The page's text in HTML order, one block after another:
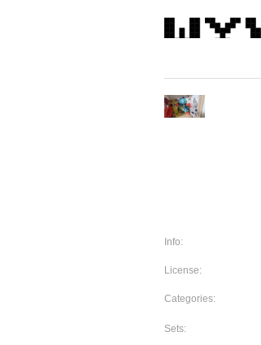
Info:
License:
Categories:
Sets: